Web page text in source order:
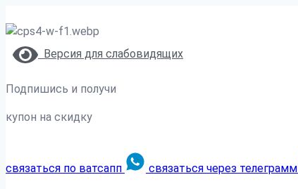
Версия для слабовидящих
Подпишись и получи
купон на скидку
связаться по ватсапп связаться через телеграмм